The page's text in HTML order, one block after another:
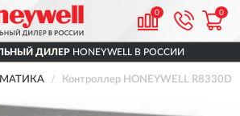
0 0
ДИЛЕР HONEYWELL В РОССИИ
Контроллер HONEYWELL R8330D